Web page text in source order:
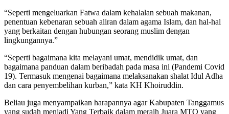
“Seperti mengeluarkan Fatwa dalam kehalalan sebuah makanan,
penentuan kebenaran sebuah aliran dalam agama Islam, dan hal-hal
yang berkaitan dengan hubungan seorang muslim dengan
lingkungannya.”
“Seperti bagaimana kita melayani umat, mendidik umat, dan
bagaimana panduan dalam beribadah pada masa ini (Pandemi Covid
19). Termasuk mengenai bagaimana melaksanakan shalat Idul Adha
dan cara penyembelihan kurban,” kata KH Khoiruddin.
Beliau juga menyampaikan harapannya agar Kabupaten Tanggamus
yang sudah menjadi Yang Terbaik dalam meraih Juara MTQ yang